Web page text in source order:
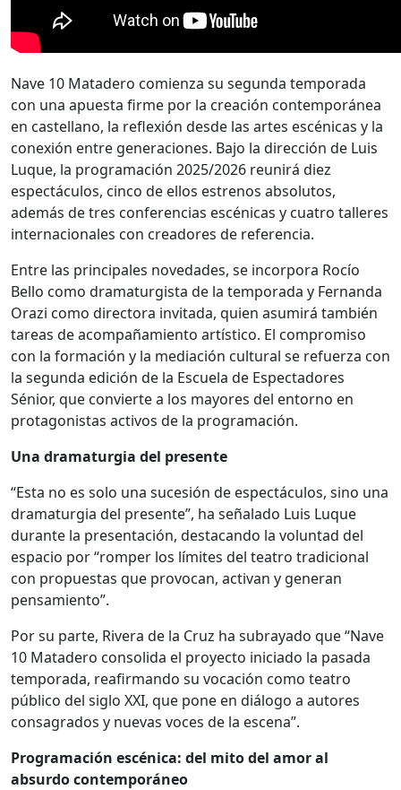
Nave 10 Matadero comienza su segunda temporada
con una apuesta firme por la creación contemporánea
en castellano, la reflexión desde las artes escénicas y la
conexión entre generaciones. Bajo la dirección de Luis
Luque, la programación 2025/2026 reunirá diez
espectáculos, cinco de ellos estrenos absolutos,
además de tres conferencias escénicas y cuatro talleres
internacionales con creadores de referencia.
Entre las principales novedades, se incorpora Rocío
Bello como dramaturgista de la temporada y Fernanda
Orazi como directora invitada, quien asumirá también
tareas de acompañamiento artístico. El compromiso
con la formación y la mediación cultural se refuerza con
la segunda edición de la Escuela de Espectadores
Sénior, que convierte a los mayores del entorno en
protagonistas activos de la programación.
Una dramaturgia del presente
“Esta no es solo una sucesión de espectáculos, sino una
dramaturgia del presente”, ha señalado Luis Luque
durante la presentación, destacando la voluntad del
espacio por “romper los límites del teatro tradicional
con propuestas que provocan, activan y generan
pensamiento”.
Por su parte, Rivera de la Cruz ha subrayado que “Nave
10 Matadero consolida el proyecto iniciado la pasada
temporada, reafirmando su vocación como teatro
público del siglo XXI, que pone en diálogo a autores
consagrados y nuevas voces de la escena”.
Programación escénica: del mito del amor al
absurdo contemporáneo